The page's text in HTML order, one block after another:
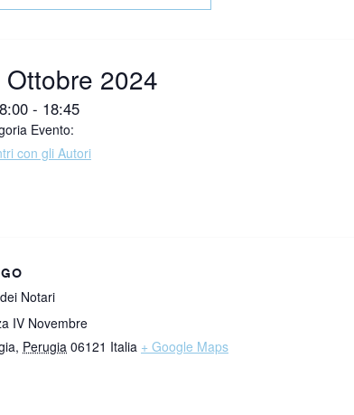
Ottobre 2024
- 18:45
Evento:
con gli Autori
Notari
IV Novembre
, Perugia 06121 Italia + Google Maps